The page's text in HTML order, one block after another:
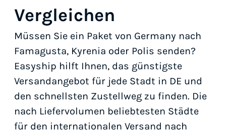
Vergleichen
Müssen Sie ein Paket von Germany nach
Famagusta, Kyrenia oder Polis senden?
Easyship hilft Ihnen, das günstigste
Versandangebot für jede Stadt in DE und
den schnellsten Zustellweg zu finden. Die
nach Liefervolumen beliebtesten Städte
für den internationalen Versand nach